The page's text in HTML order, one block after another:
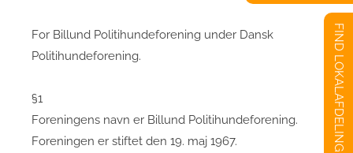
For Billund Politihundeforening under Dansk
Politihundeforening.
§1
Foreningens navn er Billund Politihundeforening.
Foreningen er stiftet den 19. maj 1967.
FIND LOKALAFDELING